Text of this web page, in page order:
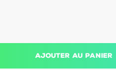
Ajouter au panier